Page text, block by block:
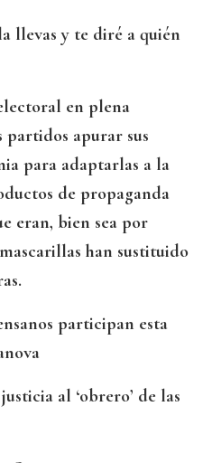
llevas y te diré a quién
en plena
partidos apurar sus
para adaptarlas a la
de propaganda
eran, bien sea por
han sustituido
participan esta
al ‘obrero’ de las